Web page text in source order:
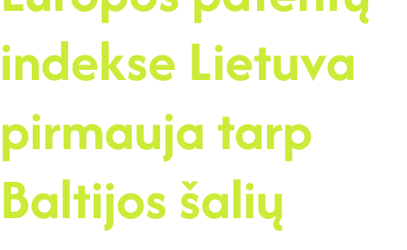
indekse Lietuva
pirmauja tarp
Baltijos šalių